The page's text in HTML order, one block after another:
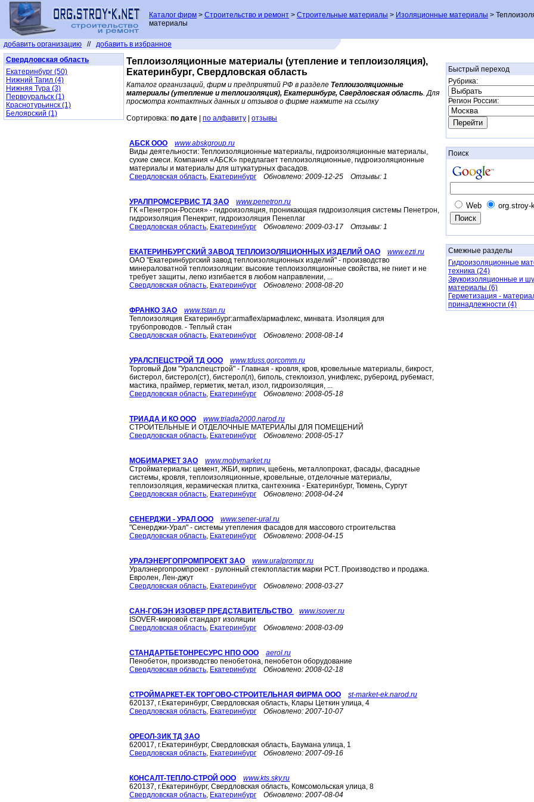
Каталог фирм > Строительство и ремонт > Строительные материалы > Изоляционные материалы >
материалы
добавить организацию // добавить в избранное
Свердловская область
Екатеринбург (50)
Нижний Тагил (4)
Нижняя Тура (3)
Первоуральск (1)
Краснотурьинск (1)
Белоярский (1)
Теплоизоляционные материалы (утепление и теплоизоляция),
Екатеринбург, Свердловская область
Каталог организаций, фирм и предприятий РФ в разделе Теплоизоляционные
материалы (утепление и теплоизоляция), Екатеринбург, Свердловская область. Для
просмотра контактных данных и отзывов о фирме нажмите на ссылку
Сортировка: по дате по алфавиту отзывы
АБСК ООО
www.abskgroup.ru
Виды деятельности: Теплоизоляционные материалы, гидроизоляционные материалы,
сухие смеси. Компания «АБСК» предлагает теплоизоляционные, гидроизоляционные
материалы и материалы для штукатурных фасадов.
Свердловская область, Екатеринбург Обновлено: 2009-12-25 Отзывы: 1
УРАЛПРОМСЕРВИС ТД ЗАО
www.penetron.ru
ГК «Пенетрон-Россия» - гидроизоляция, проникающая гидроизоляция системы Пенетрон,
гидроизоляция Пенекрит, гидроизоляция Пенеплаг
Свердловская область, Екатеринбург Обновлено: 2009-03-17 Отзывы: 1
ЕКАТЕРИНБУРГСКИЙ ЗАВОД ТЕПЛОИЗОЛЯЦИОННЫХ ИЗДЕЛИЙ ОАО
www.ezti.ru
ОАО "Екатеринбургский завод теплоизоляционных изделий" - производство
минераловатной теплоизоляции: высокие теплоизоляционные свойства, не гниет и не
требует защиты, легко изгибается в любом направлении, ...
Свердловская область, Екатеринбург Обновлено: 2008-08-20
ФРАНКО ЗАО
www.tstan.ru
Теплоизоляция Екатеринбург:armaflex/армафлекс, минвата. Изоляция для
трубопроводов. - Теплый стан
Свердловская область, Екатеринбург Обновлено: 2008-08-14
УРАЛСПЕЦСТРОЙ ТД ООО
www.tduss.gorcomm.ru
Торговый Дом "Уралспецстрой" - Главная - кровля, кров, кровельные материалы, бикрост,
бистерол, бистерол(ст), бистерол(л), биполь, стеклоизол, унифлекс, рубероид, рубемаст,
мастика, праймер, герметик, метал, изол, гидроизоляция, ...
Свердловская область, Екатеринбург Обновлено: 2008-05-18
ТРИАДА И КО ООО
www.triada2000.narod.ru
СТРОИТЕЛЬНЫЕ И ОТДЕЛОЧНЫЕ МАТЕРИАЛЫ ДЛЯ ПОМЕЩЕНИЙ
Свердловская область, Екатеринбург Обновлено: 2008-05-17
МОБИМАРКЕТ ЗАО
www.mobymarket.ru
Стройматериалы: цемент, ЖБИ, кирпич, щебень, металлопрокат, фасады, фасадные
системы, кровля, теплоизоляционные, кровельные, отделочные материалы,
теплоизоляция, керамическая плитка, сантехника - Екатеринбург, Тюмень, Сургут
Свердловская область, Екатеринбург Обновлено: 2008-04-24
СЕНЕРДЖИ - УРАЛ ООО
www.sener-ural.ru
"Сенерджи-Урал" - системы утепления фасадов для массового строительства
Свердловская область, Екатеринбург Обновлено: 2008-04-15
УРАЛЭНЕРГОПРОМПРОЕКТ ЗАО
www.uralprompr.ru
Уралэнергопромпроект - рулонный стеклопластик марки РСТ. Производство и продажа.
Евролен, Лен-джут
Свердловская область, Екатеринбург Обновлено: 2008-03-27
САН-ГОБЭН ИЗОВЕР ПРЕДСТАВИТЕЛЬСТВО
www.isover.ru
ISOVER-мировой стандарт изоляции
Свердловская область, Екатеринбург Обновлено: 2008-03-09
СТАНДАРТБЕТОНРЕСУРС НПО ООО
aerol.ru
Пенобетон, производство пенобетона, пенобетон оборудование
Свердловская область, Екатеринбург Обновлено: 2008-02-18
СТРОЙМАРКЕТ-ЕК ТОРГОВО-СТРОИТЕЛЬНАЯ ФИРМА ООО
st-market-ek.narod.ru
620137, г.Екатеринбург, Свердловская область, Клары Цеткин улица, 4
Свердловская область, Екатеринбург Обновлено: 2007-10-07
ОРЕОЛ-ЗИК ТД ЗАО
620017, г.Екатеринбург, Свердловская область, Баумана улица, 1
Свердловская область, Екатеринбург Обновлено: 2007-09-16
КОНСАЛТ-ТЕПЛО-СТРОЙ ООО
www.kts.sky.ru
620137, г.Екатеринбург, Свердловская область, Комсомольская улица, 8
Свердловская область, Екатеринбург Обновлено: 2007-08-04
Быстрый переход
Рубрика:
Регион России:
Поиск
Web org.stroy-
Смежные разделы
Гидроизоляционные
техника (24)
Звукоизоляционные и
материалы (6)
Герметизация -
принадлежности (4)